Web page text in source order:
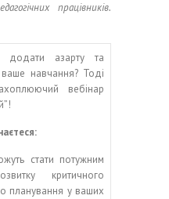
працівників.
додати азарту та
ваше навчання? Тоді
вебінар
стати потужним
критичного
планування у ваших